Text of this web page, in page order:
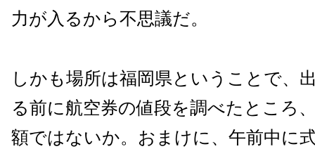
力が入るから不思議だ。
しかも場所は福岡県ということで、
る前に航空券の値段を調べたところ
額ではないか。おまけに、午前中に